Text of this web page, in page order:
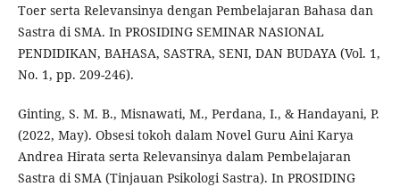
Toer serta Relevansinya dengan Pembelajaran Bahasa dan
Sastra di SMA. In PROSIDING SEMINAR NASIONAL
PENDIDIKAN, BAHASA, SASTRA, SENI, DAN BUDAYA (Vol. 1,
No. 1, pp. 209-246).
Ginting, S. M. B., Misnawati, M., Perdana, I., & Handayani, P.
(2022, May). Obsesi tokoh dalam Novel Guru Aini Karya
Andrea Hirata serta Relevansinya dalam Pembelajaran
Sastra di SMA (Tinjauan Psikologi Sastra). In PROSIDING